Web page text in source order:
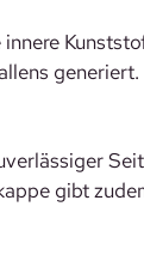
generiert.
gibt